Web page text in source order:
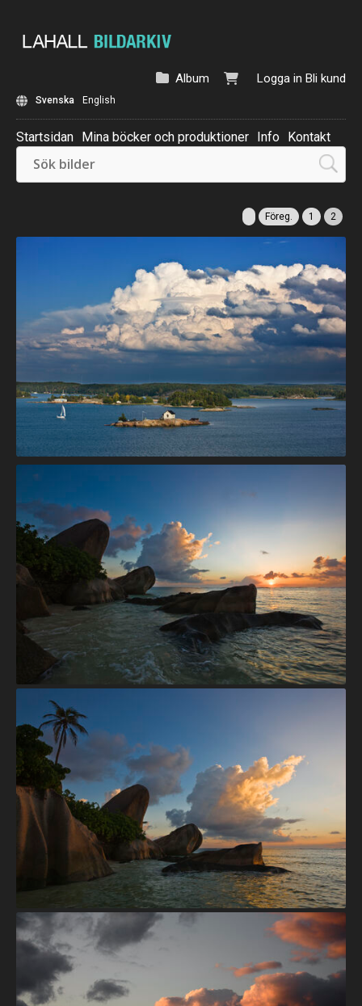
Logga in Bli kund
Album
Svenska English
Startsidan Mina böcker och produktioner Info Kontakt
Beställ: Kalender 2025
Föreg. 1 2